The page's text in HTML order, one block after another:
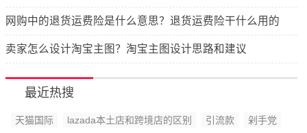
网购中的退货运费险是什么意思？退货运费险干什么用的
卖家怎么设计淘宝主图？淘宝主图设计思路和建议
最近热搜
天猫国际 lazada本土店和跨境店的区别 引流款 剁手党